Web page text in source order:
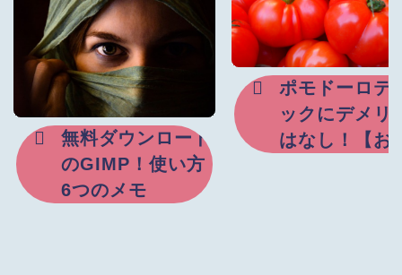
無料ダウンロード
のGIMP！使い方
6つのメモ
ポモドーロテ
ックにデメリ
はなし！【お